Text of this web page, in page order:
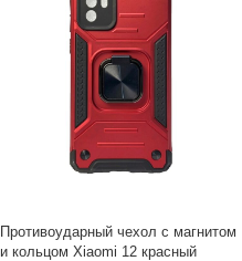
Противоударный чехол с магнитом
и кольцом Xiaomi 12 красный